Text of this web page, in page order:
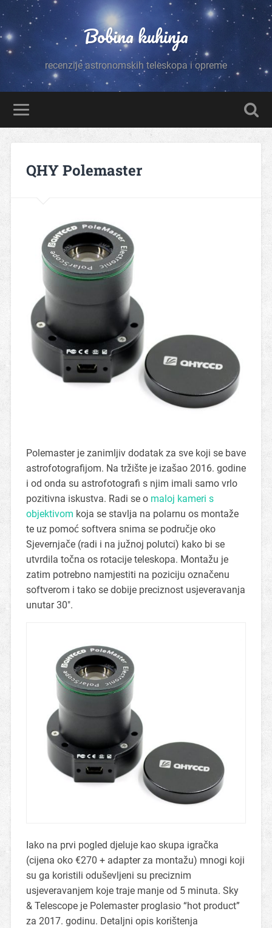
Bobina kuhinja
recenzije astronomskih teleskopa i opreme
QHY Polemaster
Polemaster je zanimljiv dodatak za sve koji se bave
astrofotografijom. Na tržište je izašao 2016. godine
i od onda su astrofotografi s njim imali samo vrlo
pozitivna iskustva. Radi se o maloj kameri s
objektivom koja se stavlja na polarnu os montaže
te uz pomoć softvera snima se područje oko
Sjevernjače (radi i na južnoj polutci) kako bi se
utvrdila točna os rotacije teleskopa. Montažu je
zatim potrebno namjestiti na poziciju označenu
softverom i tako se dobije preciznost usjeveravanja
unutar 30″.
Iako na prvi pogled djeluje kao skupa igračka
(cijena oko €270 + adapter za montažu) mnogi koji
su ga koristili oduševljeni su preciznim
usjeveravanjem koje traje manje od 5 minuta. Sky
& Telescope je Polemaster proglasio “hot product”
za 2017. godinu. Detaljni opis korištenja